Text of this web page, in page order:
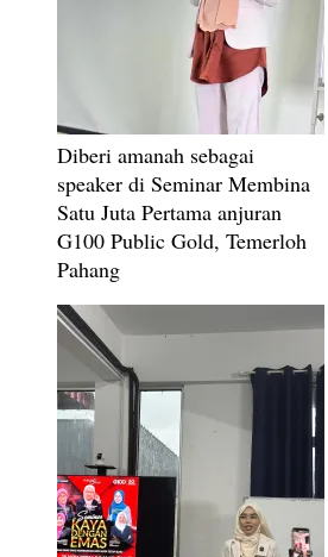
Diberi amanah sebagai
speaker di Seminar Membina
Satu Juta Pertama anjuran
G100 Public Gold, Temerloh
Pahang